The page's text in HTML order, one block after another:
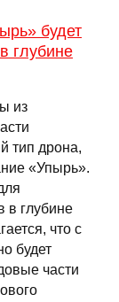
будет
глубине
из
тип дрона,
«Упырь».
в глубине
что с
будет
части